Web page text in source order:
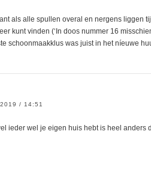
als alle spullen overal en nergens liggen
kunt vinden (‘In doos nummer 16
schoonmaakklus was juist in het níeuwe
/ 14:51
ieder wel je eigen huis hebt is heel anders